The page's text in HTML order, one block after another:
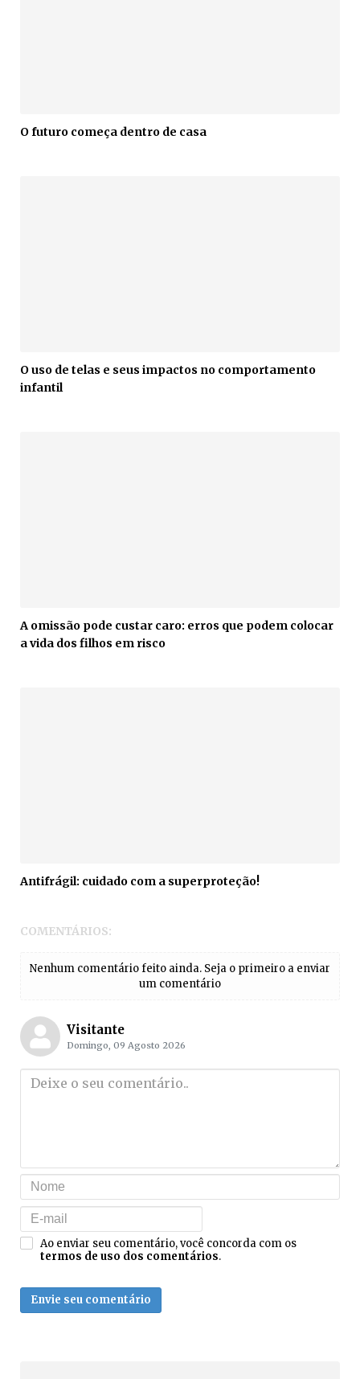
O futuro começa dentro de casa
O uso de telas e seus impactos no comportamento
infantil
A omissão pode custar caro: erros que podem colocar
a vida dos filhos em risco
Antifrágil: cuidado com a superproteção!
COMENTÁRIOS:
Nenhum comentário feito ainda. Seja o primeiro a enviar
um comentário
Visitante
Domingo, 09 Agosto 2026
Ao enviar seu comentário, você concorda com os
termos de uso dos comentários.
Envie seu comentário